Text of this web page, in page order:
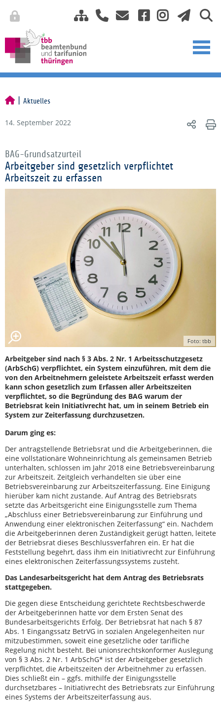
Aktuelles
14. September 2022
BAG-Grundsatzurteil
Arbeitgeber sind gesetzlich verpflichtet
Arbeitszeit zu erfassen
Foto: tbb
Arbeitgeber sind nach § 3 Abs. 2 Nr. 1 Arbeitsschutzgesetz
(ArbSchG) verpflichtet, ein System einzuführen, mit dem die
von den Arbeitnehmern geleistete Arbeitszeit erfasst werden
kann schon gesetzlich zum Erfassen aller Arbeitszeiten
verpflichtet, so die Begründung des BAG warum der
Betriebsrat kein Initiativrecht hat, um in seinem Betrieb ein
System zur Zeiterfassung durchzusetzen.
Darum ging es:
Der antragstellende Betriebsrat und die Arbeitgeberinnen, die
eine vollstationäre Wohneinrichtung als gemeinsamen Betrieb
unterhalten, schlossen im Jahr 2018 eine Betriebsvereinbarung
zur Arbeitszeit. Zeitgleich verhandelten sie über eine
Betriebsvereinbarung zur Arbeitszeiterfassung. Eine Einigung
hierüber kam nicht zustande. Auf Antrag des Betriebsrats
setzte das Arbeitsgericht eine Einigungsstelle zum Thema
„Abschluss einer Betriebsvereinbarung zur Einführung und
Anwendung einer elektronischen Zeiterfassung“ ein. Nachdem
die Arbeitgeberinnen deren Zuständigkeit gerügt hatten, leitete
der Betriebsrat dieses Beschlussverfahren ein. Er hat die
Feststellung begehrt, dass ihm ein Initiativrecht zur Einführung
eines elektronischen Zeiterfassungssystems zusteht.
Das Landesarbeitsgericht hat dem Antrag des Betriebsrats
stattgegeben.
Die gegen diese Entscheidung gerichtete Rechtsbeschwerde
der Arbeitgeberinnen hatte vor dem Ersten Senat des
Bundesarbeitsgerichts Erfolg. Der Betriebsrat hat nach § 87
Abs. 1 Eingangssatz BetrVG in sozialen Angelegenheiten nur
mitzubestimmen, soweit eine gesetzliche oder tarifliche
Regelung nicht besteht. Bei unionsrechtskonformer Auslegung
von § 3 Abs. 2 Nr. 1 ArbSchG* ist der Arbeitgeber gesetzlich
verpflichtet, die Arbeitszeiten der Arbeitnehmer zu erfassen.
Dies schließt ein – ggfs. mithilfe der Einigungsstelle
durchsetzbares – Initiativrecht des Betriebsrats zur Einführung
eines Systems der Arbeitszeiterfassung aus.